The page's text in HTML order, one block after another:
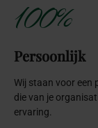
100%
Persoonlijk
Wij staan voor een
die van je
ervaring.